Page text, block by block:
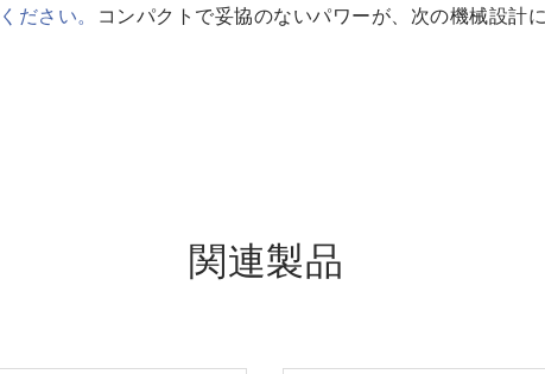
ださい。
コンパクトで妥協のないパワーが、次の機械設計
関連製品